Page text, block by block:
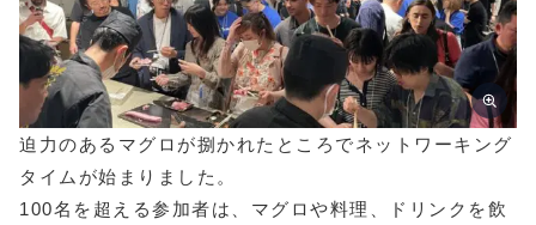
迫力のあるマグロが捌かれたところでネットワーキング
タイムが始まりました。
100名を超える参加者は、マグロや料理、ドリンクを飲